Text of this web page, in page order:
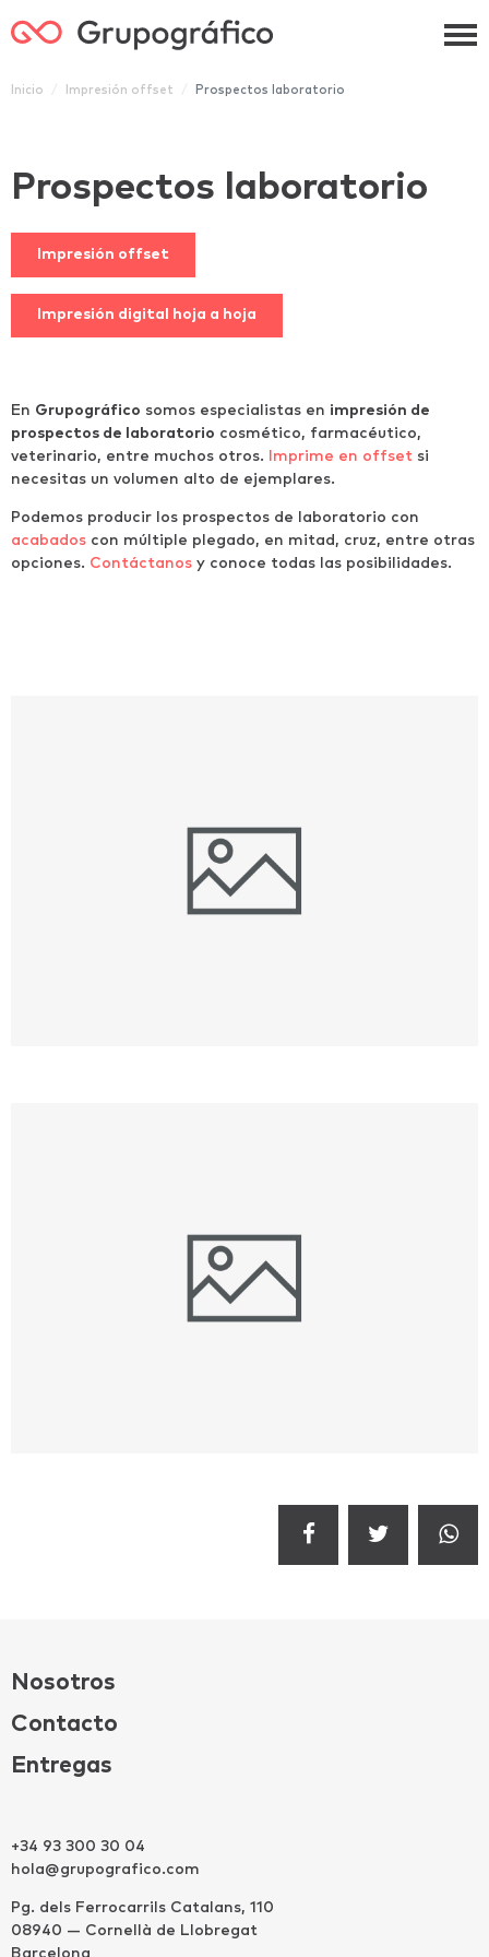
Inicio Impresión offset Prospectos laboratorio
Prospectos laboratorio
Impresión offset
Impresión digital hoja a hoja
En Grupográfico somos especialistas en impresión de
prospectos de laboratorio cosmético, farmacéutico,
veterinario, entre muchos otros.
Imprime en offset si
necesitas un volumen alto de ejemplares.
Podemos producir los prospectos de laboratorio con
acabados con múltiple plegado, en mitad, cruz, entre otras
opciones. Contáctanos y conoce todas las posibilidades.
Nosotros
Contacto
Entregas
+34 93 300 30 04
hola@grupografico.com
Pg. dels Ferrocarrils Catalans, 110
08940 — Cornellà de Llobregat
Barcelona